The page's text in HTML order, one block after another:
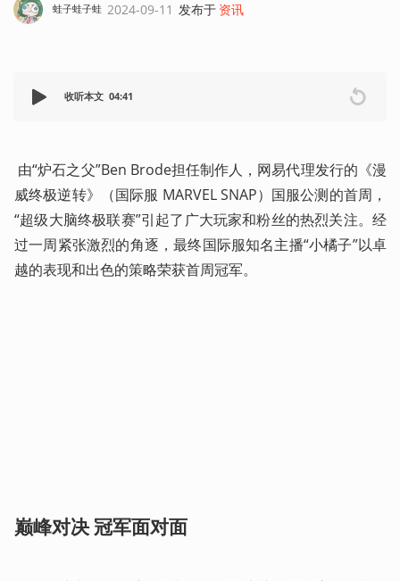
蛙子蛙子蛙 2024-09-11 发布于 资讯
收听本文 04:41
威终极逆转》（国际服 MARVEL SNAP）国服公测的首周，
“超级大脑终极联赛”引起了广大玩家和粉丝的热烈关注。经
过一周紧张激烈的角逐，最终国际服知名主播“小橘子”以卓
越的表现和出色的策略荣获首周冠军。
巅峰对决 冠军面对面